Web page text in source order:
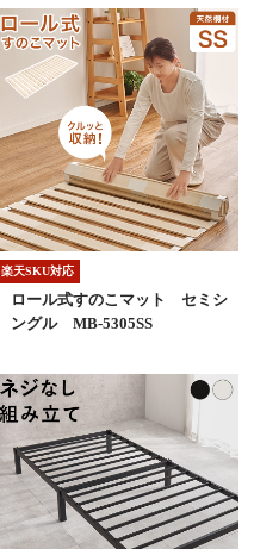
楽天SKU対応
ロール式すのこマット セミシ
ングル MB-5305SS